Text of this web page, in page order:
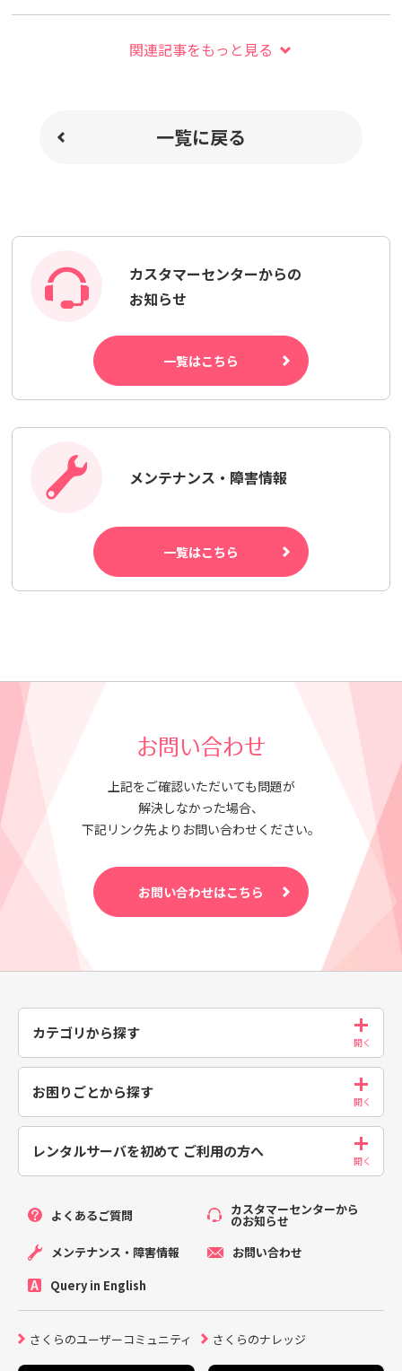
関連記事をもっと見る
一覧に戻る
カスタマーセンターからの
お知らせ
一覧はこちら
メンテナンス・障害情報
一覧はこちら
お問い合わせ
上記をご確認いただいても問題が
解決しなかった場合、
下記リンク先よりお問い合わせください。
お問い合わせはこちら
カテゴリから探す
お困りごとから探す
レンタルサーバを初めて ご利用の方へ
よくあるご質問 カスタマーセンターから
のお知らせ
メンテナンス・障害情報
お問い合わせ
Query in English
さくらのユーザーコミュニティ さくらのナレッジ